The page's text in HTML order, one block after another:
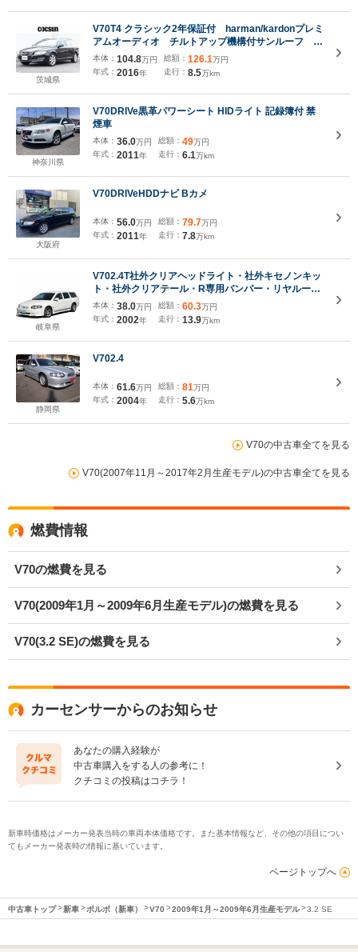
茨城県
V70T4 クラシック2年保証付 harman/kardonプレミ
アムオーディオ チルトアップ機構付サンルーフ イ
ンスクリプションプログラムインテリア 本革シー
ト シートヒーター シートエアコン パワーテール
ゲート 禁煙車
本体： 104.8万円
年式： 2016年
総額： 126.1万円
走行： 8.5万km
神奈川県
V70DRIVe黒革パワーシート HIDライト 記録簿付 禁
煙車
本体： 36.0万円
年式： 2011年
総額： 49万円
走行： 6.1万km
大阪府
V70DRIVeHDDナビ Bカメ
本体： 56.0万円
年式： 2011年
総額： 79.7万円
走行： 7.8万km
岐阜県
V702.4T社外クリアヘッドライト・社外キセノンキッ
ト・社外クリアテール・R専用バンパー・リヤルーフ
スポイラー・シュミットモータース17インチアルミ・
後期グリル・キャリパー赤色加工・タイベル交換済・
フィルム加工
本体： 38.0万円
年式： 2002年
総額： 60.3万円
走行： 13.9万km
静岡県
V702.4
本体： 61.6万円
年式： 2004年
総額： 81万円
走行： 5.6万km
V70の中古車全てを見る
V70(2007年11月～2017年2月生産モデル)の中古車全てを見る
燃費情報
V70の燃費を見る
V70(2009年1月～2009年6月生産モデル)の燃費を見る
V70(3.2 SE)の燃費を見る
カーセンサーからのお知らせ
あなたの購入経験が
中古車購入をする人の参考に！
クチコミの投稿はコチラ！
新車時価格はメーカー発表当時の車両本体価格です。また基本情報など、その他の項目につい
てもメーカー発表時の情報に基いています。
ページトップへ
中古車トップ 新車 ボルボ（新車） V70 2009年1月～2009年6月生産モデル 3.2 SE